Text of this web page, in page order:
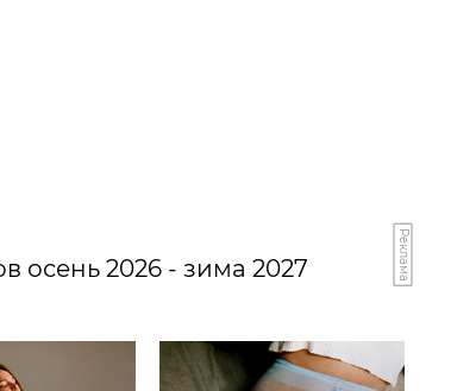
Реклама
осень 2026 - зима 2027